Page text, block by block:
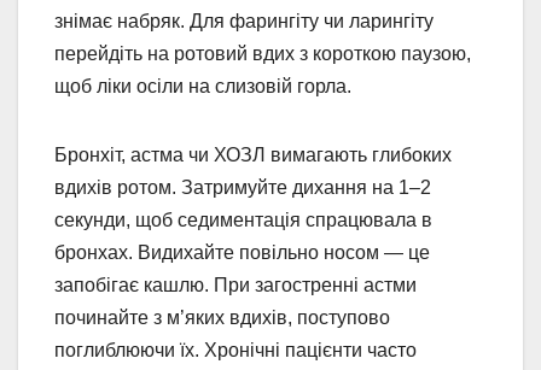
знімає набряк. Для фарингіту чи ларингіту
перейдіть на ротовий вдих з короткою паузою,
щоб ліки осіли на слизовій горла.
Бронхіт, астма чи ХОЗЛ вимагають глибоких
вдихів ротом. Затримуйте дихання на 1–2
секунди, щоб седиментація спрацювала в
бронхах. Видихайте повільно носом — це
запобігає кашлю. При загостренні астми
починайте з м’яких вдихів, поступово
поглиблюючи їх. Хронічні пацієнти часто